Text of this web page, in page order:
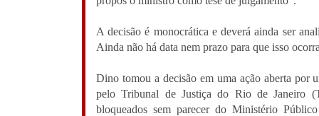
A decisão é monocrática e deverá ainda ser
Ainda não há data nem prazo para que isso
Dino tomou a decisão em uma ação aberta por
pelo Tribunal de Justiça do Rio de Janeiro
bloqueados sem parecer do Ministério